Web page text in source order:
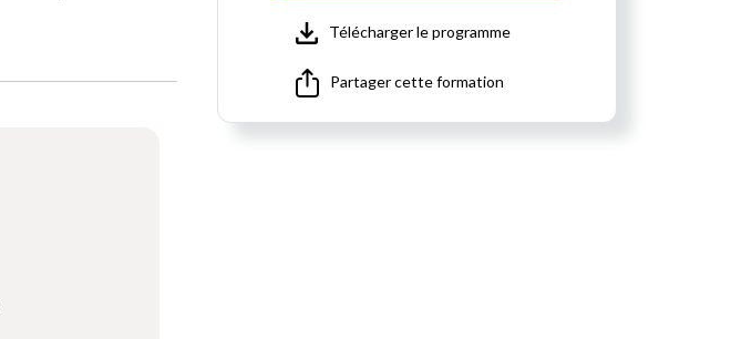
Télécharger le programme
Partager cette formation